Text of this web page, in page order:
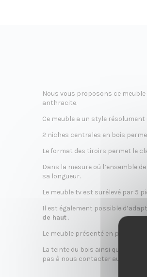
t
i
n
Nous vous proposons ce
anthracite.
Ce meuble a un style
2 niches centrales en bois
Le format des tiroirs permet le
Dans la mesure où l’ensemble
sa longueur.
Le meuble tv est surélevé par 5
Il est également possible
de haut .
Le meuble présenté en photo a
La teinte du bois ainsi que
pas à nous contacter au 09 54 73